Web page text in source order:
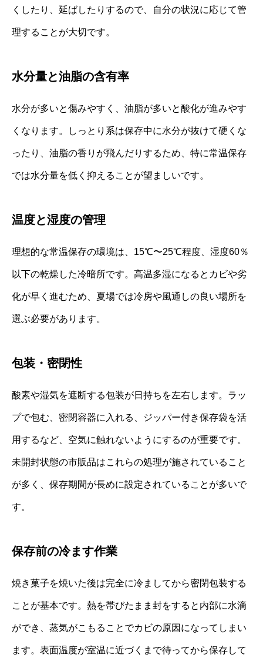
くしたり、延ばしたりするので、自分の状況に応じて管
理することが大切です。
水分量と油脂の含有率
水分が多いと傷みやすく、油脂が多いと酸化が進みやす
くなります。しっとり系は保存中に水分が抜けて硬くな
ったり、油脂の香りが飛んだりするため、特に常温保存
では水分量を低く抑えることが望ましいです。
温度と湿度の管理
理想的な常温保存の環境は、15℃〜25℃程度、湿度60％
以下の乾燥した冷暗所です。高温多湿になるとカビや劣
化が早く進むため、夏場では冷房や風通しの良い場所を
選ぶ必要があります。
包装・密閉性
酸素や湿気を遮断する包装が日持ちを左右します。ラッ
プで包む、密閉容器に入れる、ジッパー付き保存袋を活
用するなど、空気に触れないようにするのが重要です。
未開封状態の市販品はこれらの処理が施されていること
が多く、保存期間が長めに設定されていることが多いで
す。
保存前の冷ます作業
焼き菓子を焼いた後は完全に冷ましてから密閉包装する
ことが基本です。熱を帯びたまま封をすると内部に水滴
ができ、蒸気がこもることでカビの原因になってしまい
ます。表面温度が室温に近づくまで待ってから保存して